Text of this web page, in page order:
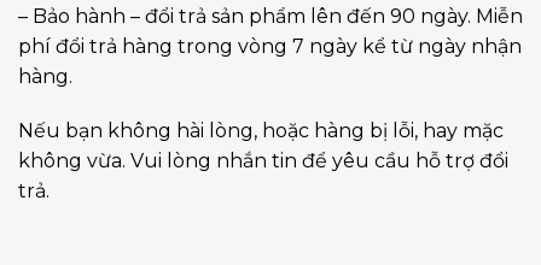
– Bảo hành – đổi trả sản phẩm lên đến 90 ngày. Miễn
phí đổi trả hàng trong vòng 7 ngày kể từ ngày nhận
hàng.
Nếu bạn không hài lòng, hoặc hàng bị lỗi, hay mặc
không vừa. Vui lòng nhắn tin để yêu cầu hỗ trợ đổi
trả.